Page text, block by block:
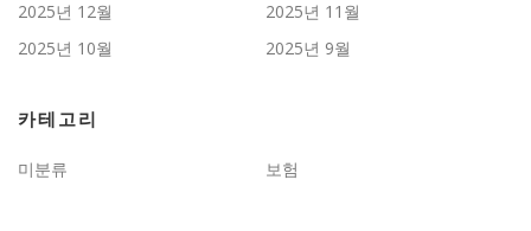
2025년 12월
2025년 11월
2025년 10월
2025년 9월
카테고리
미분류 보험